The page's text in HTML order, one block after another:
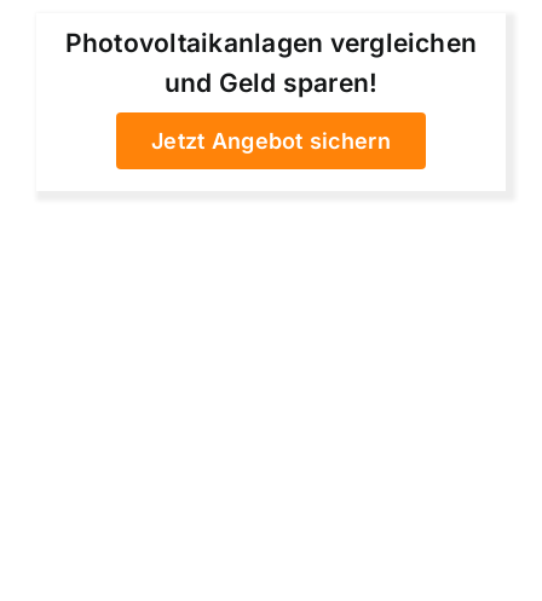
Photovoltaikanlagen vergleichen
und Geld sparen!
Jetzt Angebot sichern